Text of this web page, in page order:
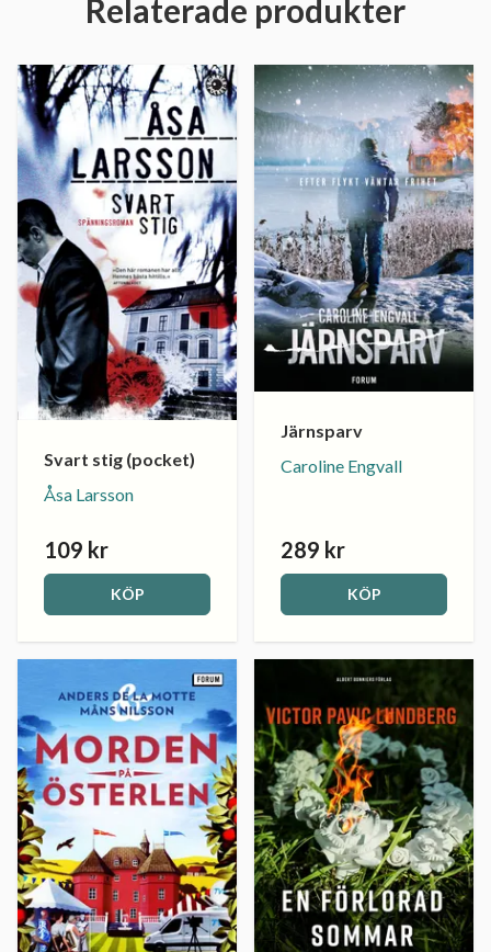
Relaterade produkter
Svart stig (pocket)
Åsa Larsson
109 kr
KÖP
Järnsparv
Caroline Engvall
289 kr
KÖP